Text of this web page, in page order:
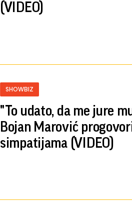
(VIDEO)
SHOWBIZ
"To udato, da me jure
Bojan Marović
simpatijama (VIDEO)